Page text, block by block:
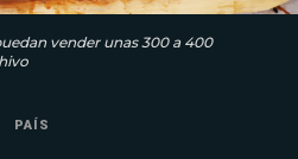
vender unas 300 a 400
PAÍS